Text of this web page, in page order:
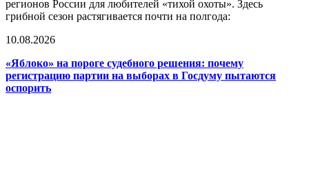
регионов России для любителей «тихой охоты». Здесь
грибной сезон растягивается почти на полгода:
10.08.2026
«Яблоко» на пороге судебного решения: почему
регистрацию партии на выборах в Госдуму пытаются
оспорить